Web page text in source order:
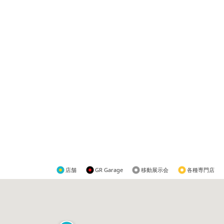
店舗 GR Garage 移動展示会 各種専門店